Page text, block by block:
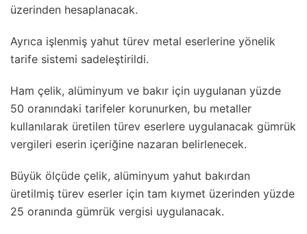
üzerinden hesaplanacak.
Ayrıca işlenmiş yahut türev metal eserlerine yönelik
tarife sistemi sadeleştirildi.
Ham çelik, alüminyum ve bakır için uygulanan yüzde
50 oranındaki tarifeler korunurken, bu metaller
kullanılarak üretilen türev eserlere uygulanacak gümrük
vergileri eserin içeriğine nazaran belirlenecek.
Büyük ölçüde çelik, alüminyum yahut bakırdan
üretilmiş türev eserler için tam kıymet üzerinden yüzde
25 oranında gümrük vergisi uygulanacak.